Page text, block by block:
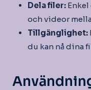
Dela filer:
och videor
Tillgänglighet:
du kan nå dina